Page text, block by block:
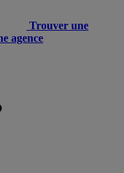
Trouver une
agence